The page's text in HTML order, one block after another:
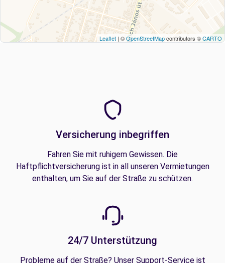
Leaflet | ©OpenStreetMapcontributors ©CARTO
Versicherung inbegriffen
Fahren Sie mit ruhigem Gewissen. Die
Haftpflichtversicherung ist in all unseren Vermietungen
enthalten, um Sie auf der Straße zu schützen.
24/7 Unterstützung
Probleme auf der Straße? Unser Support-Service ist